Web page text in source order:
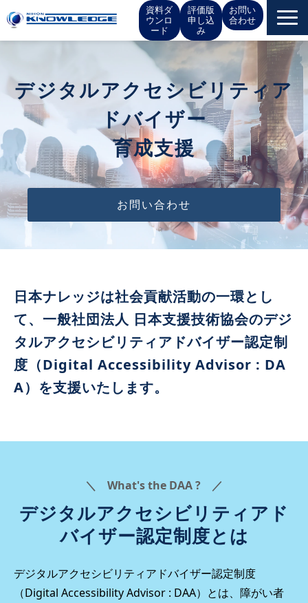
資料ダ
ウンロ
ード
評価版
申し込
み
お問い
合わせ
お役立ち情報
イベント
お知らせ
IR情報
採用情報
デジタルアクセシビリティア
ドバイザー
育成支援
お問い合わせ
日本ナレッジは社会貢献活動の一環とし
て、一般社団法人 日本支援技術協会のデジ
タルアクセシビリティアドバイザー認定制
度（Digital Accessibility Advisor : DA
A）を支援いたします。
＼ What's the DAA ? ／
デジタルアクセシビリティアド
バイザー認定制度とは
デジタルアクセシビリティアドバイザー認定制度
（Digital Accessibility Advisor : DAA）とは、障がい者